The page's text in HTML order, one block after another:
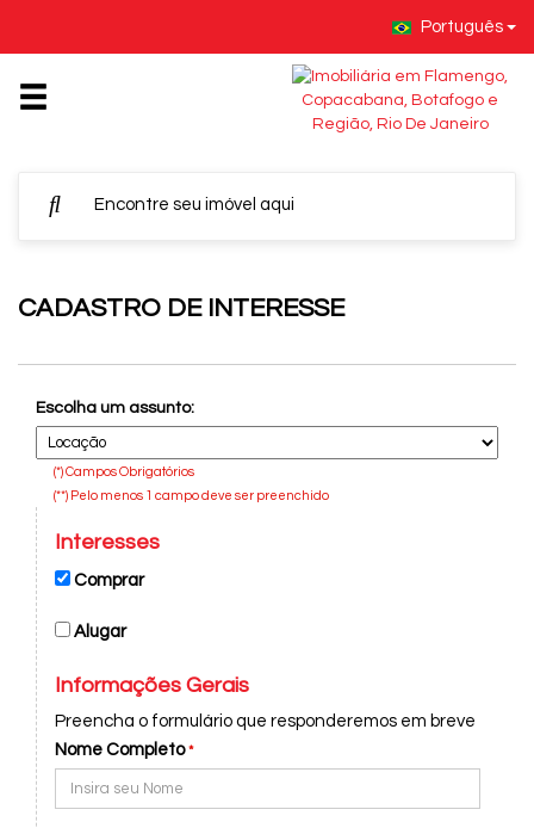
Português
CADASTRO DE INTERESSE
Escolha um assunto:
(*) Campos Obrigatórios
(**) Pelo menos 1 campo deve ser preenchido
Interesses
Comprar
Alugar
Informações Gerais
Preencha o formulário que responderemos em breve
Nome Completo *